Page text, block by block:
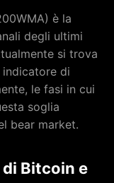
è la
degli ultimi
si trova
di
le fasi in cui
soglia
bear market.
di Bitcoin e